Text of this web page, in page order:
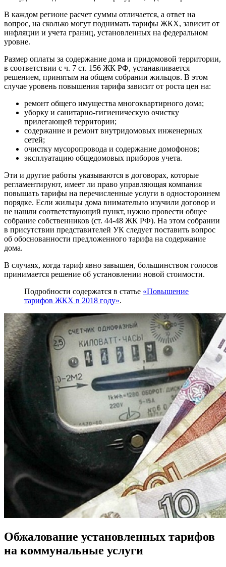
В каждом регионе расчет суммы отличается, а ответ на
вопрос, на сколько могут поднимать тарифы ЖКХ, зависит от
инфляции и учета границ, установленных на федеральном
уровне.
Размер оплаты за содержание дома и придомовой территории,
в соответствии с ч. 7 ст. 156 ЖК РФ, устанавливается
решением, принятым на общем собрании жильцов. В этом
случае уровень повышения тарифа зависит от роста цен на:
ремонт общего имущества многоквартирного дома;
уборку и санитарно-гигиеническую очистку
прилегающей территории;
содержание и ремонт внутридомовых инженерных
сетей;
очистку мусоропровода и содержание домофонов;
эксплуатацию общедомовых приборов учета.
Эти и другие работы указываются в договорах, которые
регламентируют, имеет ли право управляющая компания
повышать тарифы на перечисленные услуги в одностороннем
порядке. Если жильцы дома внимательно изучили договор и
не нашли соответствующий пункт, нужно провести общее
собрание собственников (ст. 44-48 ЖК РФ). На этом собрании
в присутствии представителей УК следует поставить вопрос
об обоснованности предложенного тарифа на содержание
дома.
В случаях, когда тариф явно завышен, большинством голосов
принимается решение об установлении новой стоимости.
Подробности содержатся в статье «Повышение
тарифов ЖКХ в 2018 году».
Обжалование установленных тарифов
на коммунальные услуги